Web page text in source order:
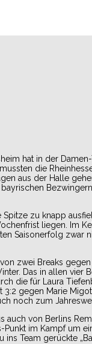
hat in der
die
aus der Halle
zu knapp
liegen. Im
Saisonerfolg zwar
zwei Breaks
Das in allen
die für Laura
gegen Marie
noch zum
von Berlins
im Kampf um
Team gerückte